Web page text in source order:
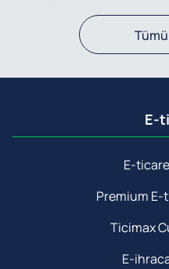
E-
E-
Premium
Ticimax
E-